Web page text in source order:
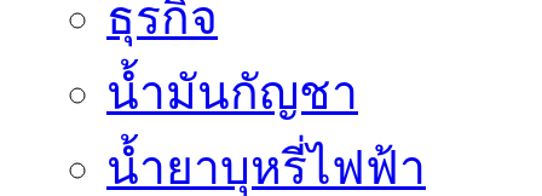
ธุรกิจ
น้ำมันกัญชา
น้ำยาบุหรี่ไฟฟ้า